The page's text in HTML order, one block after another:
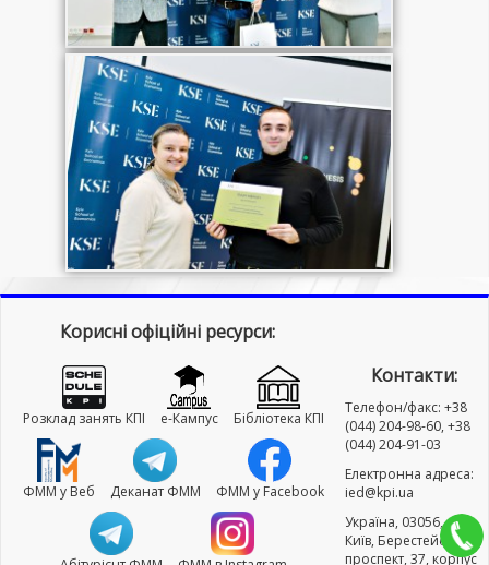
Корисні офіційні ресурси:
Розклад занять КПІ e-Кампус Бібліотека КПІ
ФММ у Веб Деканат ФММ ФММ у Facebook
Контакти:
Телефон/факс: +38
(044) 204-98-60, +38
(044) 204-91-03
Електронна адреса:
ied@kpi.ua
Україна, 03056, м.
Київ, Берестейський
проспект, 37, корпус